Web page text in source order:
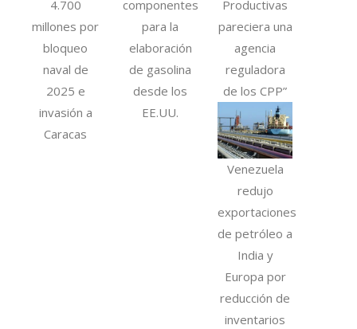
4.700
millones por
bloqueo
naval de
2025 e
invasión a
Caracas
componentes
para la
elaboración
de gasolina
desde los
EE.UU.
Productivas
pareciera una
agencia
reguladora
de los CPP”
Venezuela
redujo
exportaciones
de petróleo a
India y
Europa por
reducción de
inventarios